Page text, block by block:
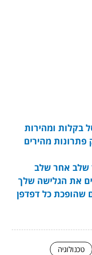
בקלות ומהירות
מהירים
שלב אחר שלב
את הגלישה שלך
שהופכת כל דפדפן
טכנולוגיה